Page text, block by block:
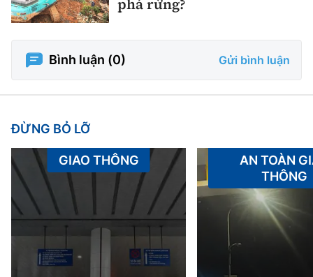
phá rừng?
Bình luận (0) Gửi bình luận
ĐỪNG BỎ LỠ
GIAO THÔNG
AN TOÀN
THÔNG